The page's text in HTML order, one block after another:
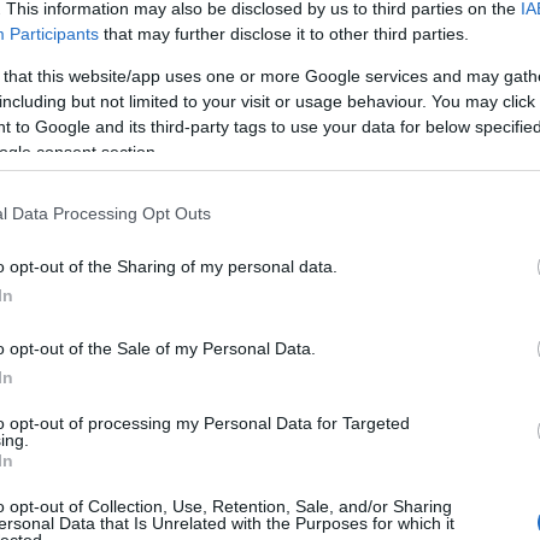
This information may also be disclosed by us to third parties on the
Participants that may further disclose it to other third parties.
that this website/app uses one or more Google services and may
but not limited to your visit or usage behaviour. You may
to Google and its third-party tags to use your data for below
consent section.
Data Processing Opt Outs
opt-out of the Sharing of my personal data.
opt-out of the Sale of my Personal Data.
opt-out of processing my Personal Data for Targeted
opt-out of Collection, Use, Retention, Sale, and/or Sharing
Data that Is Unrelated with the Purposes for which it
milyen örökséget, családi mintákat hozunk magunkkal. Lesznek
ki, és a kórussal közösen dolgoztuk ki őket, a dalok között
segítenek megérteni, miről szólnak a számok, azok ugyanis
a témánkkal.
legyen didaktikus az előadás. A dalok nem egy az egyben a
Van köztük rockos, pszichedelikus, gospeles.
életét is az alkotásba, ezért a próbák és megbeszélések
zajlott valamilyen formában. Lesz például egy rész, ahol
„Akármit csinálok, mégis mindig…”.